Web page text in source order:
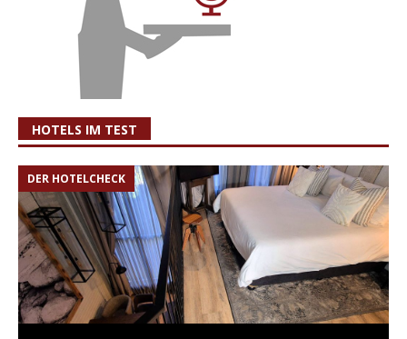
HOTELS IM TEST
DER HOTELCHECK